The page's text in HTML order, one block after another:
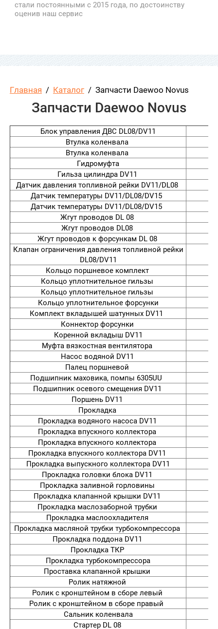
стали постоянными с 2015 года, по достоинству
оценив наш сервис
Главная
  /
Каталог
  /  Запчасти Daewoo Novus
Запчасти Daewoo Novus
Блок управления ДВС DL08/DV11
Втулка коленвала
Втулка коленвала
Гидромуфта
Гильза цилиндра DV11
Датчик давления топливной рейки DV11/DL08
Датчик температуры DV11/DL08/DV15
Датчик температуры DV11/DL08/DV15
Жгут проводов DL 08
Жгут проводов DL08
Жгут проводов к форсункам DL 08
Клапан ограничения давления топливной рейки
DL08/DV11
Кольцо поршневое комплект
Кольцо уплотнительное гильзы
Кольцо уплотнительное гильзы
Кольцо уплотнительное форсунки
Комплект вкладышей шатунных DV11
Коннектор форсунки
Коренной вкладыш DV11
Муфта вязкостная вентилятора
Насос водяной DV11
Палец поршневой
Подшипник маховика, помпы 6305UU
Подшипник осевого смещения DV11
Поршень DV11
Прокладка
Прокладка водяного насоса DV11
Прокладка впускного коллектора
Прокладка впускного коллектора
Прокладка впускного коллектора DV11
Прокладка выпускного коллектора DV11
Прокладка головки блока DV11
Прокладка заливной горловины
Прокладка клапанной крышки DV11
Прокладка маслозаборной трубки
Прокладка маслоохладителя
Прокладка масляной трубки турбокомпрессора
Прокладка поддона DV11
Прокладка ТКР
Прокладка турбокомпрессора
Проставка клапанной крышки
Ролик натяжной
Ролик с кронштейном в сборе левый
Ролик с кронштейном в сборе правый
Сальник коленвала
Стартер DL 08